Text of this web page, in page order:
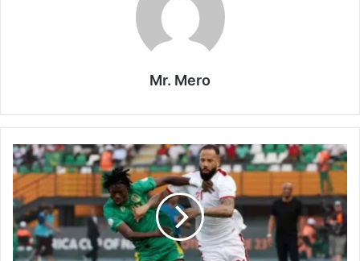
Mr. Mero
مباراة
موريتانيا
والرأس
الأخضر
في
تصفيات
كأس